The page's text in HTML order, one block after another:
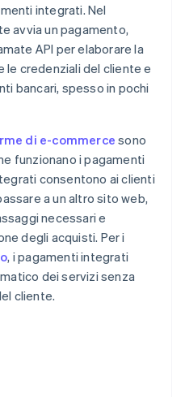
integrati. Nel
avvia un pagamento,
API per elaborare la
le credenziali del cliente e
bancari, spesso in pochi
di e-commerce sono
funzionano i pagamenti
consentono ai clienti
a un altro sito web,
necessari e
degli acquisti. Per i
, i pagamenti integrati
dei servizi senza
cliente.